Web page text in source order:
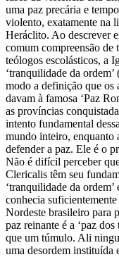
uma paz precária e
violento, exatamente na
Heráclito. Ao descrever
comum compreensão de
teólogos escolásticos, a
‘tranquilidade da
modo a definição que os
davam à famosa ‘Paz
as províncias
intento fundamental
mundo inteiro, enquanto
defender a paz. Ele é o
Não é difícil perceber
Clericalis têm seu
‘tranquilidade da
conhecia
Nordeste brasileiro para
paz reinante é a ‘paz
que um túmulo. Ali
uma desordem instituída